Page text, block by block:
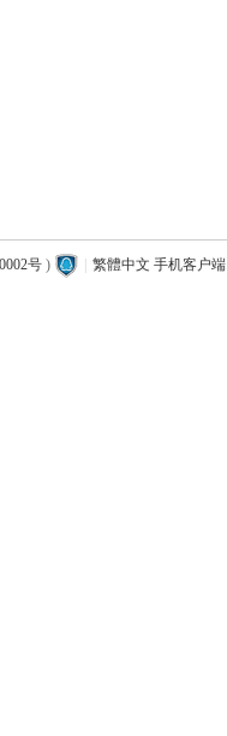
号) 繁體中文 手机客户端